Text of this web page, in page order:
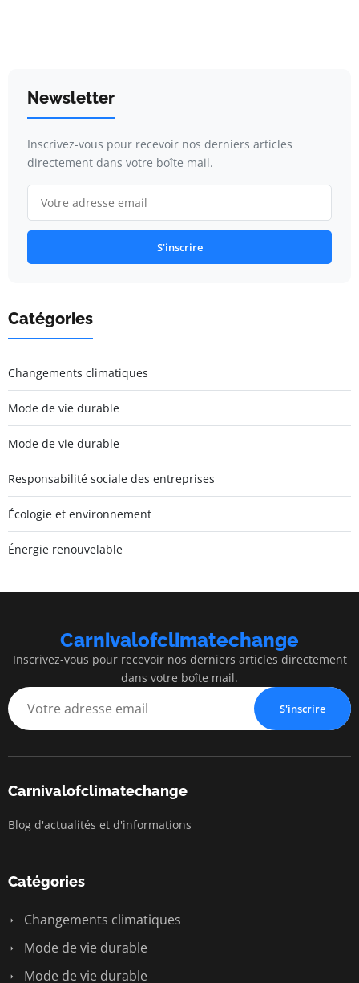
Newsletter
Inscrivez-vous pour recevoir nos derniers articles
directement dans votre boîte mail.
S'inscrire
Catégories
Changements climatiques
Mode de vie durable
Mode de vie durable
Responsabilité sociale des entreprises
Écologie et environnement
Énergie renouvelable
Carnivalofclimatechange
Inscrivez-vous pour recevoir nos derniers articles directement
dans votre boîte mail.
S'inscrire
Carnivalofclimatechange
Blog d'actualités et d'informations
Catégories
Changements climatiques
Mode de vie durable
Mode de vie durable